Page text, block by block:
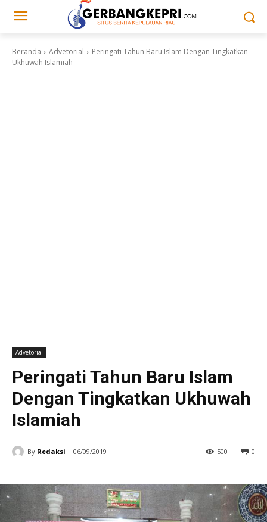
Beranda Advetorial
Peringati Tahun Baru Islam Dengan Tingkatkan
Ukhuwah Islamiah
Advetorial
Peringati Tahun Baru Islam
Dengan Tingkatkan Ukhuwah
Islamiah
By Redaksi 06/09/2019 0
500